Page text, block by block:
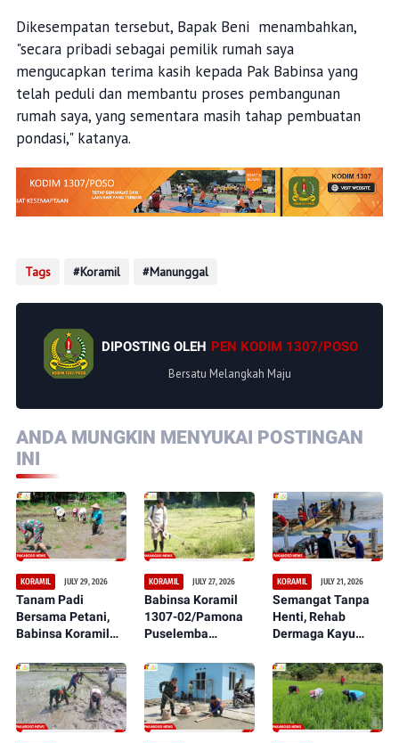
Dikesempatan tersebut, Bapak Beni menambahkan,
"secara pribadi sebagai pemilik rumah saya
mengucapkan terima kasih kepada Pak Babinsa yang
telah peduli dan membantu proses pembangunan
rumah saya, yang sementara masih tahap pembuatan
pondasi," katanya.
Tags Koramil Manunggal
DIPOSTING OLEH PEN KODIM 1307/POSO
Bersatu Melangkah Maju
ANDA MUNGKIN MENYUKAI POSTINGAN
INI
KORAMIL JULY 29, 2026
Tanam Padi
Bersama Petani,
Babinsa Koramil
Puselemba Dukung
Peningkatan Hasil
Panen dan
Ketahanan Pangan
KORAMIL JULY 27, 2026
Babinsa Koramil
1307-02/Pamona
Puselemba
Masyarakat
Ciptakan Lapangan
Sepak Bola Bersih,
Nyaman, dan
Representatif
KORAMIL JULY 21, 2026
Semangat Tanpa
Henti, Rehab
Dermaga Kayu
Teritorial TNI Terus
Tunjukkan
Perkembangan
Signifikan